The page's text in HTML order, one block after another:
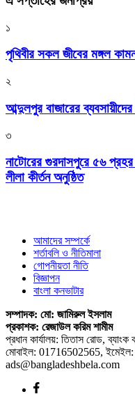
১
পৃথিবীর সকল জীবের মঙ্গল
২
আব্দুলপুর বাজারের
৩
নাটোরের গুরদাসপুরে ৫৬ প্রহর
লীলা কীর্তন অনুষ্ঠিত
আমাদের সম্পর্কে
শর্তাবলি ও নীতিমালা
গোপনীয়তা নীতি
বিজ্ঞাপন
বাংলা কনভাটার
সম্পাদক: মো: জামিরুল ইসলাম
প্রকাশক: রেজাউল করিম শামীম
প্রধান কার্যালয়: তিতাস রোড, ব্যাংক
মোবাইল: 01716502565,
ads@bangladeshbela.com